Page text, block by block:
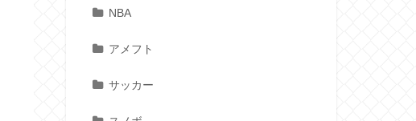
NBA
アメフト
サッカー